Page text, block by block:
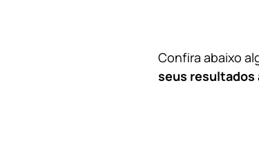
Confira abaixo
seus